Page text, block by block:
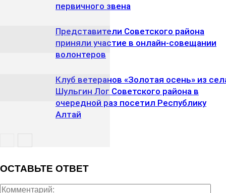
первичного звена
Представители Советского района
приняли участие в онлайн-совещании
волонтеров
Клуб ветеранов «Золотая осень» из
Шульгин Лог Советского района в
очередной раз посетил Республику
Алтай
ОСТАВЬТЕ ОТВЕТ